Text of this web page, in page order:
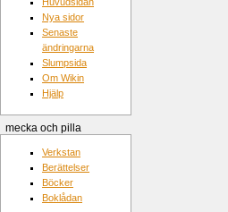
Huvudsidan
Nya sidor
Senaste
ändringarna
Slumpsida
Om Wikin
Hjälp
mecka och pilla
Verkstan
Berättelser
Böcker
Boklådan